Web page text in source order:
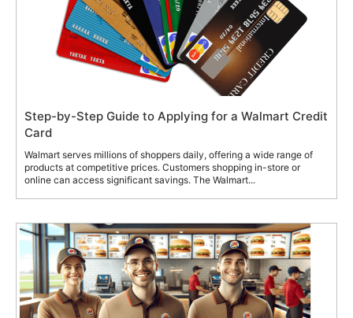
Step-by-Step Guide to Applying for a Walmart Credit
Card
Walmart serves millions of shoppers daily, offering a wide range of
products at competitive prices. Customers shopping in-store or
online can access significant savings. The Walmart...